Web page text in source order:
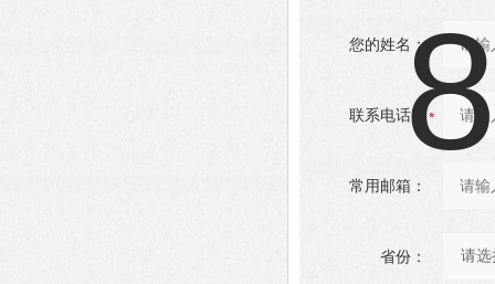
您的姓名：
联系电话：
常用邮箱：
省份：